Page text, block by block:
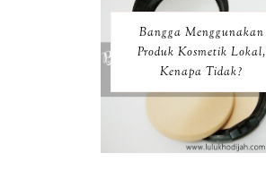
Bangga Menggunakan
Produk Kosmetik Lokal,
Kenapa Tidak?